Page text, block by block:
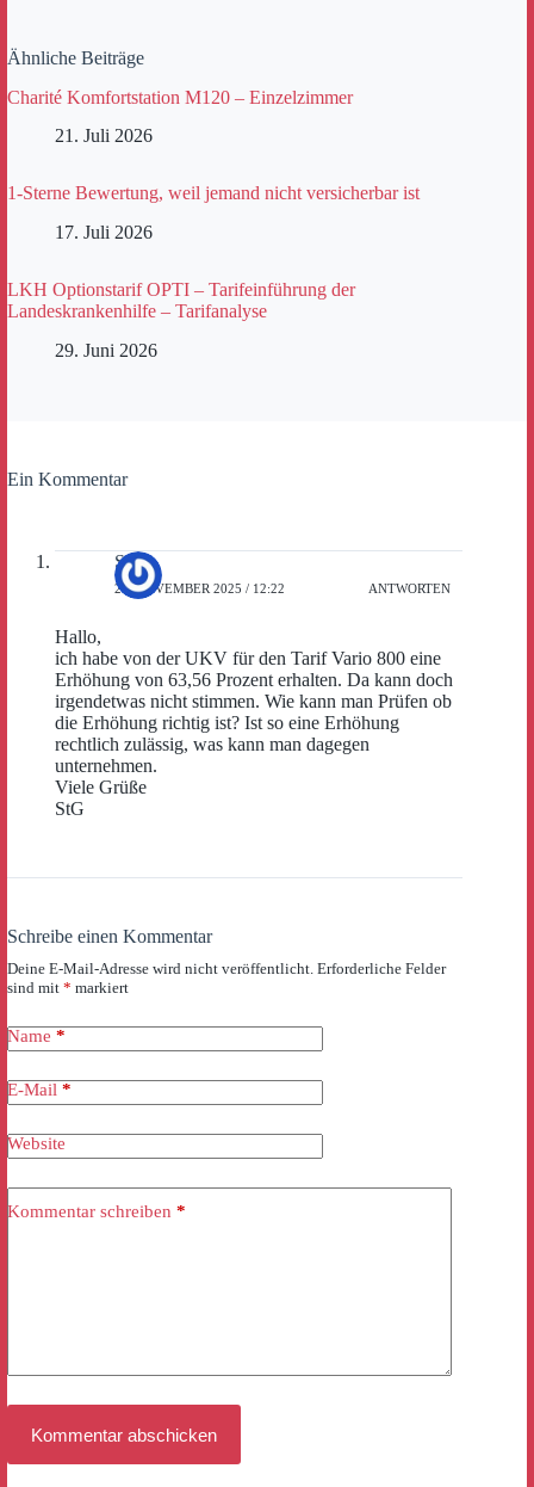
Ähnliche Beiträge
Charité Komfortstation M120 – Einzelzimmer
21. Juli 2026
1-Sterne Bewertung, weil jemand nicht versicherbar ist
17. Juli 2026
LKH Optionstarif OPTI – Tarifeinführung der
Landeskrankenhilfe – Tarifanalyse
29. Juni 2026
Ein Kommentar
StG
24. NOVEMBER 2025 / 12:22 ANTWORTEN
Hallo,
ich habe von der UKV für den Tarif Vario 800 eine
Erhöhung von 63,56 Prozent erhalten. Da kann doch
irgendetwas nicht stimmen. Wie kann man Prüfen ob
die Erhöhung richtig ist? Ist so eine Erhöhung
rechtlich zulässig, was kann man dagegen
unternehmen.
Viele Grüße
StG
Schreibe einen Kommentar
Deine E-Mail-Adresse wird nicht veröffentlicht. Erforderliche Felder
sind mit * markiert
Name *
E-Mail *
Website
Kommentar schreiben *
Kommentar abschicken